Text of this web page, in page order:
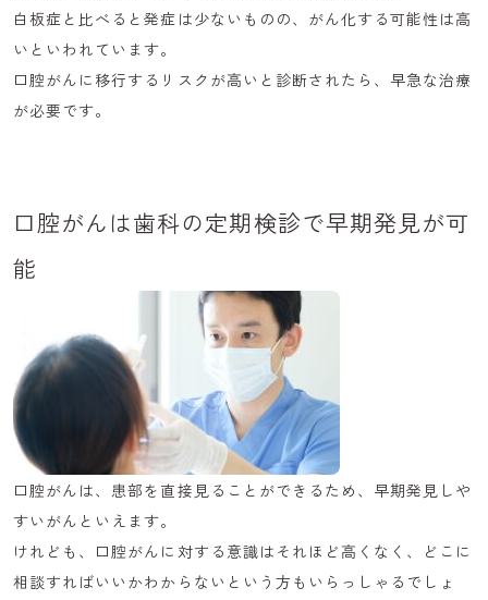
白板症と比べると発症は少ないものの、がん化する可能性は高
いといわれています。
口腔がんに移行するリスクが高いと診断されたら、早急な治療
が必要です。
口腔がんは歯科の定期検診で早期発見が可
能
口腔がんは、患部を直接見ることができるため、早期発見しや
すいがんといえます。
けれども、口腔がんに対する意識はそれほど高くなく、どこに
相談すればいいかわからないという方もいらっしゃるでしょ